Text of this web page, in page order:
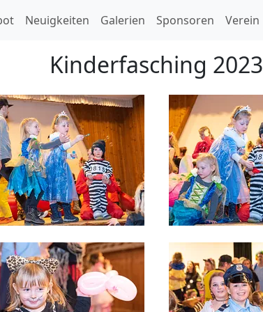
Neuigkeiten Galerien Sponsoren Verein
Kinderfasching 2023